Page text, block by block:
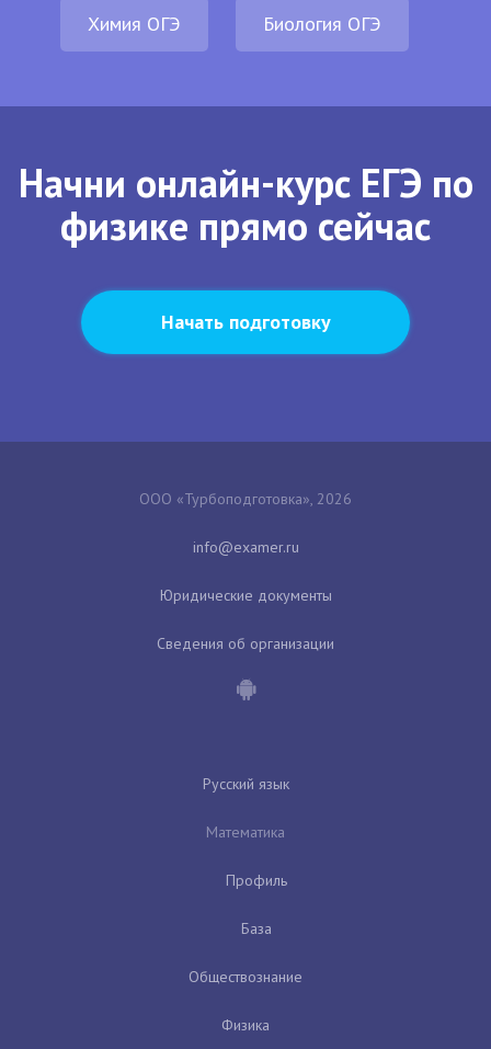
Химия ОГЭ Биология ОГЭ
Начни онлайн-курс ЕГЭ по
физике прямо сейчас
Начать подготовку
ООО «Турбоподготовка», 2026
Юридические документы
Сведения об организации
Русский язык
Математика
Профиль
База
Обществознание
Физика